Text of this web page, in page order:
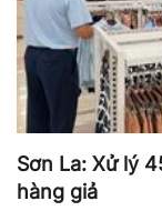
Sơn La: Xử lý
hàng giả